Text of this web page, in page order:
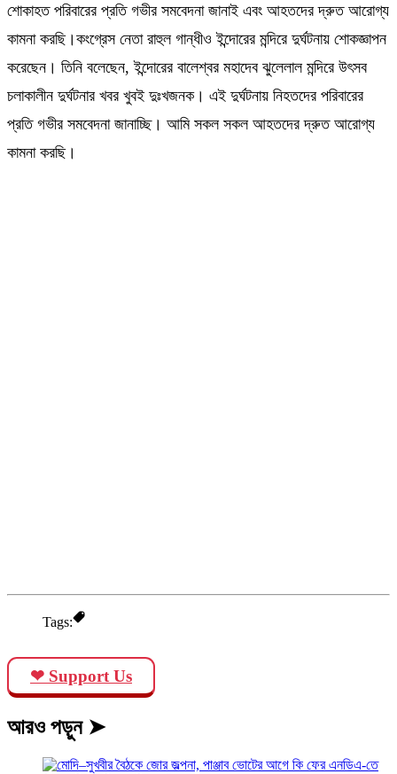
শোকাহত পরিবারের প্রতি গভীর সমবেদনা জানাই এবং আহতদের দ্রুত আরোগ্য
কামনা করছি।কংগ্রেস নেতা রাহুল গান্ধীও ইন্দোরের মন্দিরে দুর্ঘটনায় শোকজ্ঞাপন
করেছেন। তিনি বলেছেন, ইন্দোরের বালেশ্বর মহাদেব ঝুলেলাল মন্দিরে উৎসব
চলাকালীন দুর্ঘটনার খবর খুবই দুঃখজনক। এই দুর্ঘটনায় নিহতদের পরিবারের
প্রতি গভীর সমবেদনা জানাচ্ছি। আমি সকল সকল আহতদের দ্রুত আরোগ্য
কামনা করছি।
Tags:
❤ Support Us
আরও পড়ুন ➤